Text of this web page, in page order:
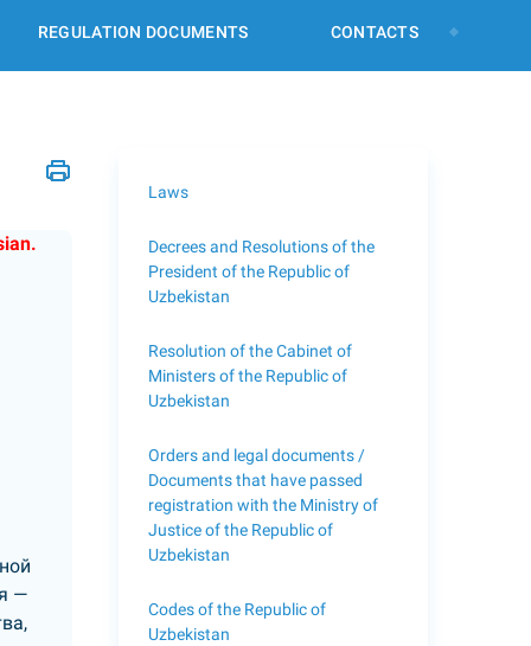
REGULATION DOCUMENTS CONTACTS
—
Laws
Decrees and Resolutions of the
President of the Republic of
Uzbekistan
Resolution of the Cabinet of
Ministers of the Republic of
Uzbekistan
Orders and legal documents /
Documents that have passed
registration with the Ministry of
Justice of the Republic of
Uzbekistan
Codes of the Republic of
Uzbekistan